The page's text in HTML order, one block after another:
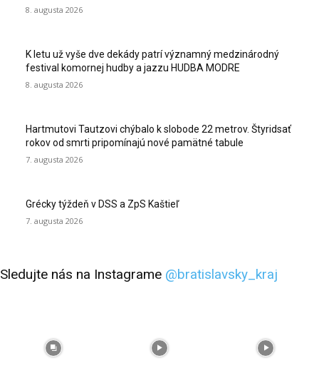
8. augusta 2026
K letu už vyše dve dekády patrí významný medzinárodný
festival komornej hudby a jazzu HUDBA MODRE
8. augusta 2026
Hartmutovi Tautzovi chýbalo k slobode 22 metrov. Štyridsať
rokov od smrti pripomínajú nové pamätné tabule
7. augusta 2026
Grécky týždeň v DSS a ZpS Kaštieľ
7. augusta 2026
Sledujte nás na Instagrame @bratislavsky_kraj